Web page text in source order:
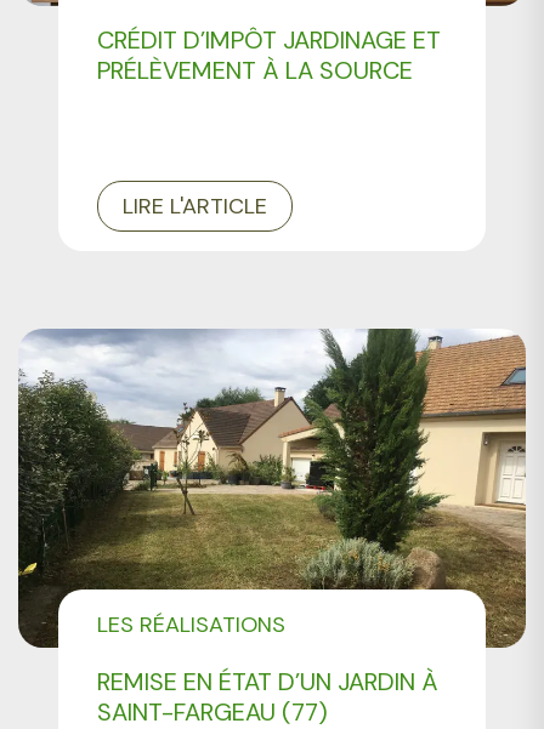
CRÉDIT D’IMPÔT JARDINAGE ET
PRÉLÈVEMENT À LA SOURCE
LIRE L'ARTICLE
REMISE EN ÉTAT D’UN JARDIN À
SAINT-FARGEAU (77)
LES RÉALISATIONS